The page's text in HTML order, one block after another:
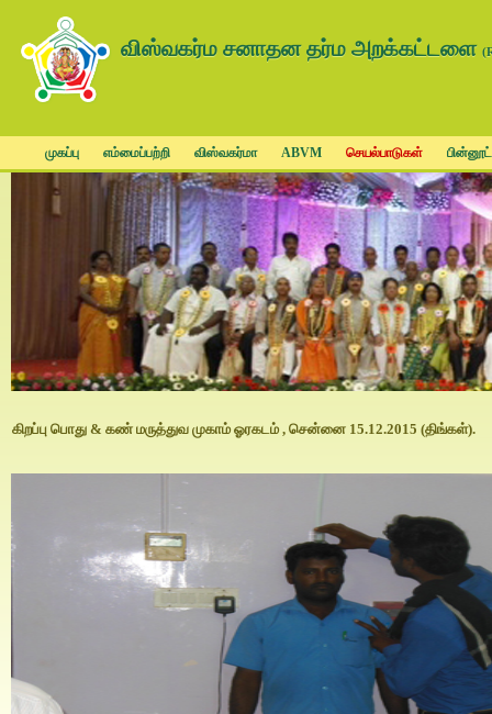
விஸ்வகர்ம சனாதன தர்ம அறக்கட்டளை
முகப்பு எம்மைப்பற்றி விஸ்வகர்மா ABVM செயல்பாடுகள்
கிறப்பு பொது & கண் மருத்துவ முகாம் ஓரகடம் , சென்னை 15.12.2015 (திங்கள்).